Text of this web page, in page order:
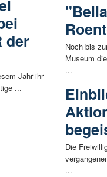
der
Jahr ihr
...
Noch bis
Museum
...
Die
...